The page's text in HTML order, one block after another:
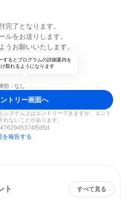
完了となります。
ルをお送りします。
うお願いいたします。
するとプログラムの詳細案内を
取れるようになります
切：なし
トリー画面へ
システム上はエントリーできますが、エント
れないことがあります。
を報告する
ト すべて見る